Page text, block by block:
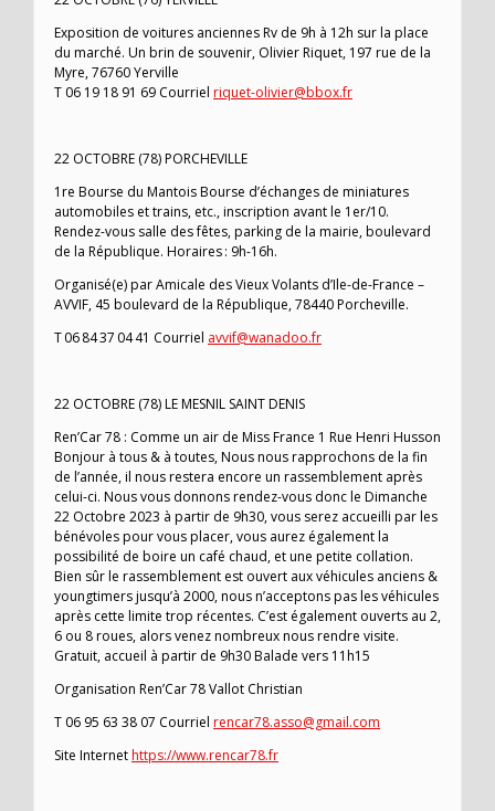
Exposition de voitures anciennes Rv de 9h à 12h sur la place
du marché. Un brin de souvenir, Olivier Riquet, 197 rue de la
Myre, 76760 Yerville
T 06 19 18 91 69 Courriel riquet-olivier@bbox.fr
22 OCTOBRE (78) PORCHEVILLE
1re Bourse du Mantois Bourse d’échanges de miniatures
automobiles et trains, etc., inscription avant le 1er/10.
Rendez-vous salle des fêtes, parking de la mairie, boulevard
de la République. Horaires : 9h-16h.
Organisé(e) par Amicale des Vieux Volants d’Ile-de-France –
AVVIF, 45 boulevard de la République, 78440 Porcheville.
T 06 84 37 04 41 Courriel avvif@wanadoo.fr
22 OCTOBRE (78) LE MESNIL SAINT DENIS
Ren’Car 78 : Comme un air de Miss France 1 Rue Henri Husson
Bonjour à tous & à toutes, Nous nous rapprochons de la fin
de l’année, il nous restera encore un rassemblement après
celui-ci. Nous vous donnons rendez-vous donc le Dimanche
22 Octobre 2023 à partir de 9h30, vous serez accueilli par les
bénévoles pour vous placer, vous aurez également la
possibilité de boire un café chaud, et une petite collation.
Bien sûr le rassemblement est ouvert aux véhicules anciens &
youngtimers jusqu’à 2000, nous n’acceptons pas les véhicules
après cette limite trop récentes. C’est également ouverts au 2,
6 ou 8 roues, alors venez nombreux nous rendre visite.
Gratuit, accueil à partir de 9h30 Balade vers 11h15
Organisation Ren’Car 78 Vallot Christian
T 06 95 63 38 07 Courriel rencar78.asso@gmail.com
Site Internethttps://www.rencar78.fr